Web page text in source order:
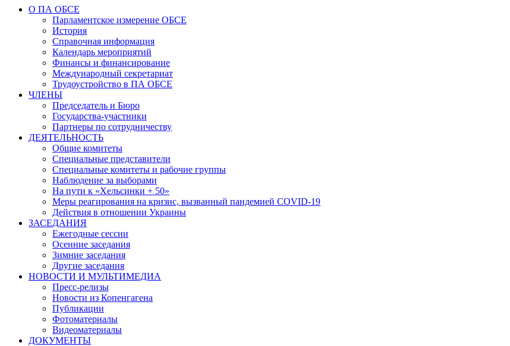
О ПА ОБСЕ
Парламентское измерение ОБСЕ
История
Справочная информация
Календарь мероприятий
Финансы и финансирование
Международный секретариат
Трудоустройство в ПА ОБСЕ
ЧЛЕНЫ
Председатель и Бюро
Государства-участники
Партнеры по сотрудничеству
ДЕЯТЕЛЬНОСТЬ
Общие комитеты
Специальные представители
Специальные комитеты и рабочие группы
Наблюдение за выборами
На пути к «Хельсинки + 50»
Меры реагирования на кризис, вызванный пандемией COVID-19
Действия в отношении Украины
ЗАСЕДАНИЯ
Ежегодные сессии
Осенние заседания
Зимние заседания
Другие заседания
НОВОСТИ И МУЛЬТИМЕДИА
Пресс-релизы
Новости из Копенгагена
Публикации
Фотоматериалы
Видеоматериалы
ДОКУМЕНТЫ